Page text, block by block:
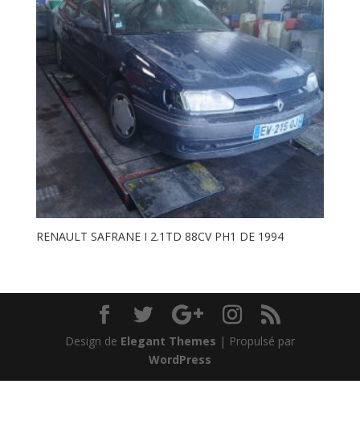
RENAULT SAFRANE I 2.1TD 88CV PH1 DE 1994
Design de Elegant Themes | Propulsé par
WordPress